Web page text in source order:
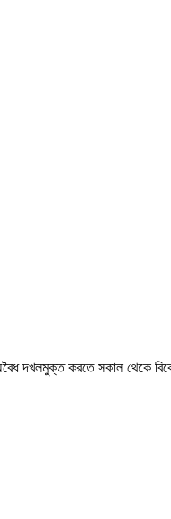
দখলমুক্ত করতে সকাল থেকে